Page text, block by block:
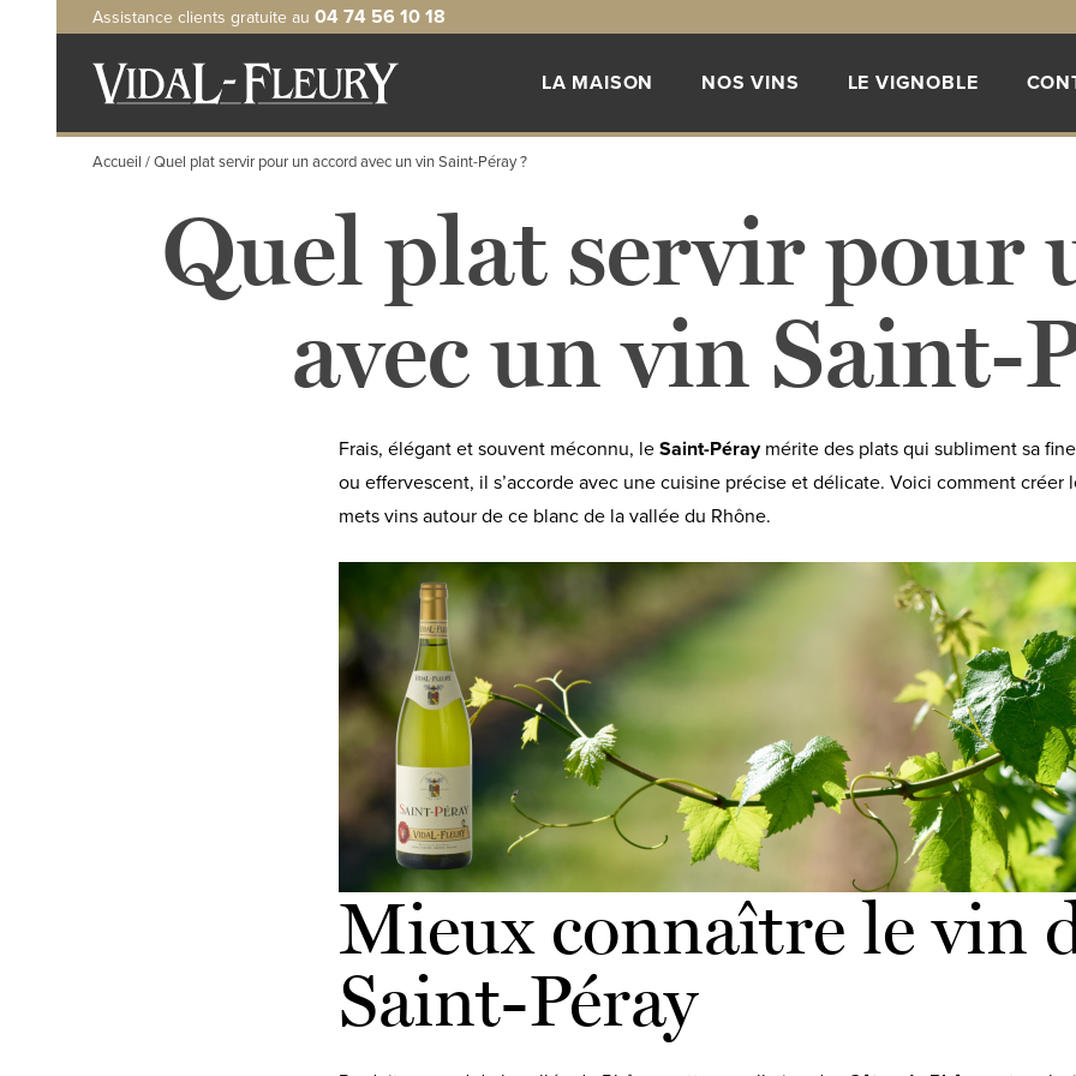
Assistance clients gratuite au 04 74 56 10 18
LA MAISON NOS VINS LE VIGNOBLE
Accueil Quel plat servir pour un accord avec un vin Saint-Péray ?
Quel plat servir pour
avec un vin Saint-
Frais, élégant et souvent méconnu, le Saint-Péraymérite des plats qui subliment sa
ou effervescent, il s’accorde avec une cuisine précise et délicate. Voici comment créer
mets vins autour de ce blanc de la vallée du Rhône.
Mieux connaître le vin
Saint-Péray